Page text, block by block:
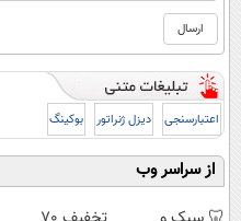
اعتبارسنجی دیزل ژنراتور بوکینگ
از سراسر وب